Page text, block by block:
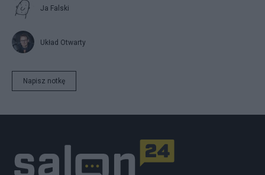
Ja Falski
Układ Otwarty
Napisz notkę